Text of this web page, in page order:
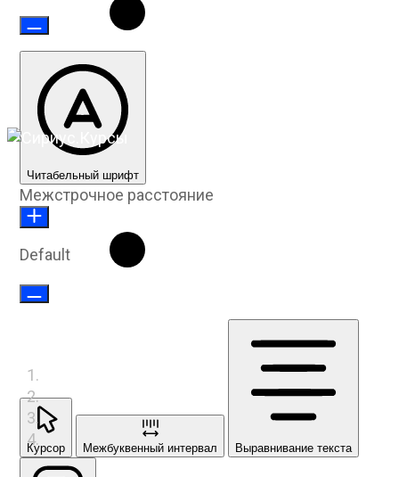
Читабельный шрифт
Межстрочное расстояние
Default
Курсор Межбуквенный интервал Выравнивание текста